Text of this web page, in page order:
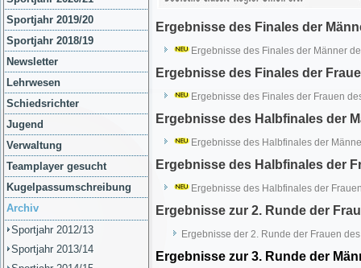
Sportjahr 2019/20
Sportjahr 2018/19
Newsletter
Lehrwesen
Schiedsrichter
Jugend
Verwaltung
Teamplayer gesucht
Kugelpassumschreibung
Archiv
Sportjahr 2012/13
Sportjahr 2013/14
Ergebnisse des Finales der
Ergebnisse des Finales der Männer
Ergebnisse des Finales der
Ergebnisse des Finales der Frauen
Ergebnisse des Halbfinales der
Ergebnisse des Halbfinales der
Ergebnisse des Halbfinales der
Ergebnisse des Halbfinales der
Ergebnisse zur 2. Runde der
Ergebnisse der 2. Runde der Frauen
Ergebnisse zur 3. Runde der